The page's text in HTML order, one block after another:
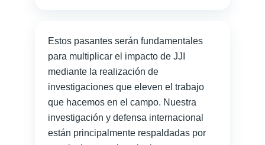
Estos pasantes serán fundamentales
para multiplicar el impacto de JJI
mediante la realización de
investigaciones que eleven el trabajo
que hacemos en el campo. Nuestra
investigación y defensa internacional
están principalmente respaldadas por